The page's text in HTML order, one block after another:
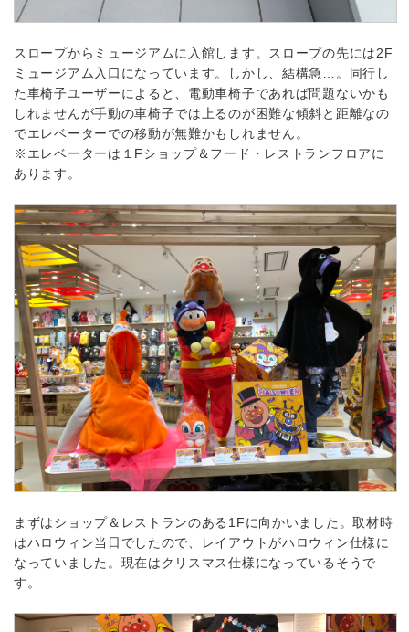
スロープからミュージアムに入館します。スロープの先には2F
ミュージアム入口になっています。しかし、結構急…。同行し
た車椅子ユーザーによると、電動車椅子であれば問題ないかも
しれませんが手動の車椅子では上るのが困難な傾斜と距離なの
でエレベーターでの移動が無難かもしれません。
※エレベーターは１Fショップ＆フード・レストランフロアに
あります。
まずはショップ＆レストランのある1Fに向かいました。取材時
はハロウィン当日でしたので、レイアウトがハロウィン仕様に
なっていました。現在はクリスマス仕様になっているそうで
す。